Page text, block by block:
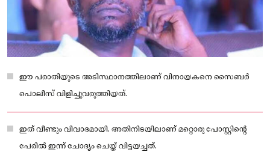
ഈ പരാതിയുടെ അടിസ്ഥാനത്തിലാണ് വിനായകനെ സൈബർ
പൊലീസ് വിളിച്ചുവരുത്തിയത്.
ഇത് വീണ്ടും വിവാദമായി. അതിനിടയിലാണ് മറ്റൊരു പോസ്റ്റിൻ്റെ
പേരിൽ ഇന്ന് ചോദ്യം ചെയ്ത് വിട്ടയച്ചത്.